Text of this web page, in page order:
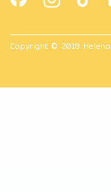
Copyright © 2018